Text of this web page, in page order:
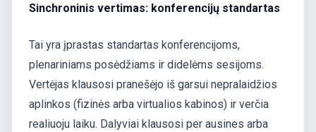
Sinchroninis vertimas: konferencijų standartas
Tai yra įprastas standartas konferencijoms,
plenariniams posėdžiams ir didelėms sesijoms.
Vertėjas klausosi pranešėjo iš garsui nepralaidžios
aplinkos (fizinės arba virtualios kabinos) ir verčia
realiuoju laiku. Dalyviai klausosi per ausines arba